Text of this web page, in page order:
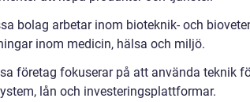
bolag arbetar inom bioteknik- och
inom medicin, hälsa och miljö.
företag fokuserar på att använda teknik
lån och investeringsplattformar.